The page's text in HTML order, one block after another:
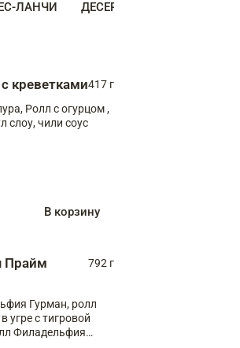
ЛАНЧИ ДЕСЕРТЫ
креветками417 г
Ролл с огурцом ,
слоу, чили соус
В корзину
Прайм
792 г
Гурман, ролл
угре с тигровой
Филадельфия